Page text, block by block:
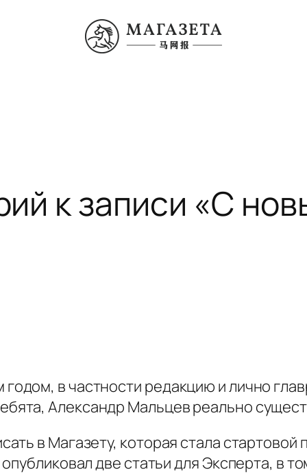
к записи «С
в частности редакцию и лично
Александр Мальцев реально
в Магазету, которая стала
две статьи для Эксперта, в